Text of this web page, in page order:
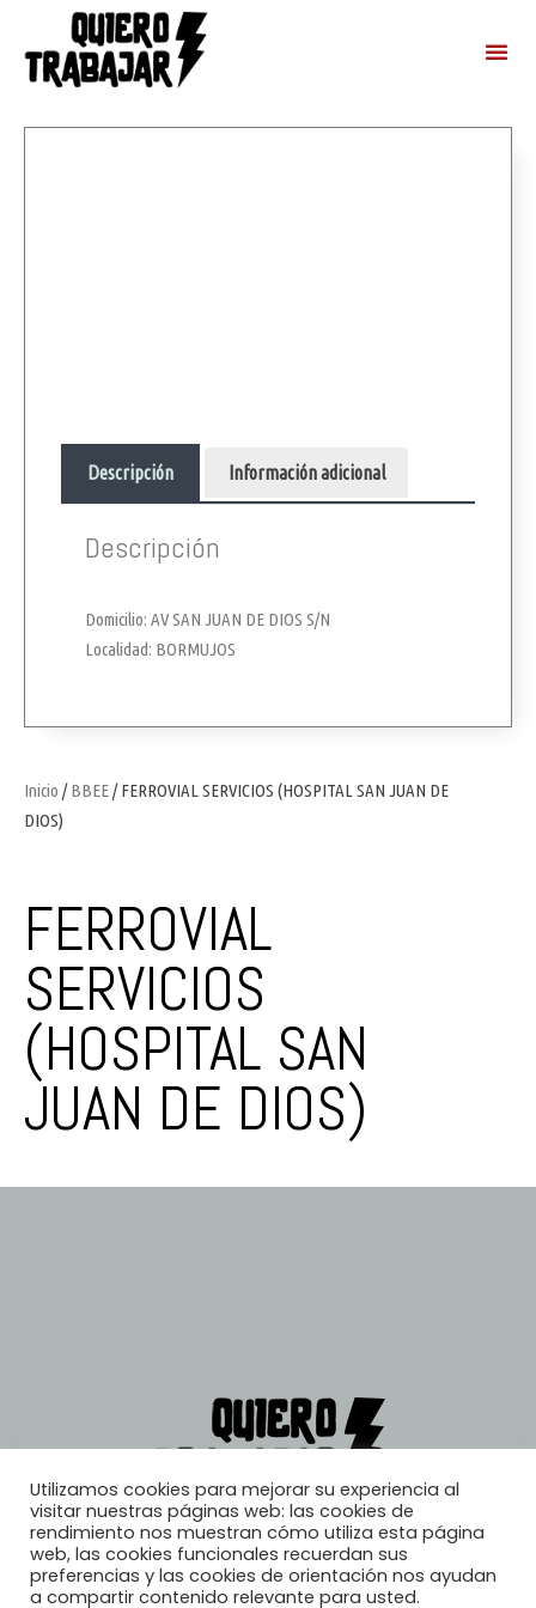
Inicio /BBEE/ FERROVIAL SERVICIOS (HOSPITAL SAN JUAN DE
DIOS)
FERROVIAL
SERVICIOS
(HOSPITAL SAN
JUAN DE DIOS)
Descripción Información adicional
Descripción
Domicilio: AV SAN JUAN DE DIOS S/N
Localidad: BORMUJOS
Utilizamos cookies para mejorar su experiencia al
visitar nuestras páginas web: las cookies de
rendimiento nos muestran cómo utiliza esta página
web, las cookies funcionales recuerdan sus
preferencias y las cookies de orientación nos ayudan
a compartir contenido relevante para usted.